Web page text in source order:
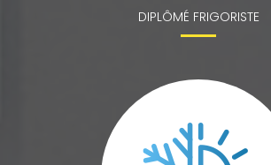
DIPLÔMÉ FRIGORISTE